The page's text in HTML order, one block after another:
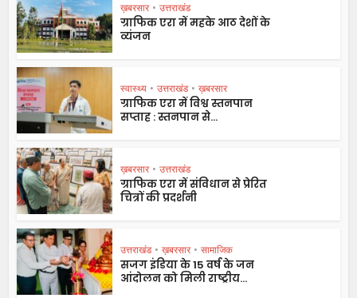
ख़बरसार • उत्तराखंड
ग्राफिक एरा में महके आठ देशों के
व्यंजन
स्वास्थ्य • उत्तराखंड • ख़बरसार
ग्राफिक एरा में विश्व स्तनपान
सप्ताह : स्तनपान से...
ख़बरसार • उत्तराखंड
ग्राफिक एरा में संविधान से प्रेरित
चित्रों की प्रदर्शनी
उत्तराखंड • ख़बरसार • सामाजिक
सजग इंडिया के 15 वर्ष के जन
आंदोलन को मिली राष्ट्रीय...